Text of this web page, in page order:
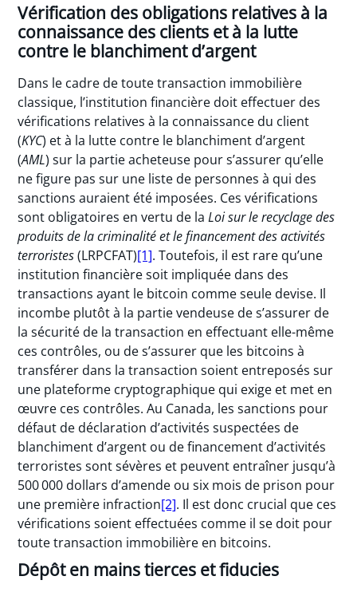
Vérification des obligations relatives à la
connaissance des clients et à la lutte
contre le blanchiment d’argent
Dans le cadre de toute transaction immobilière
classique, l’institution financière doit effectuer des
vérifications relatives à la connaissance du client
(KYC) et à la lutte contre le blanchiment d’argent
(AML) sur la partie acheteuse pour s’assurer qu’elle
ne figure pas sur une liste de personnes à qui des
sanctions auraient été imposées. Ces vérifications
sont obligatoires en vertu de laLoi sur le recyclage des
produits de la criminalité et le financement des activités
terroristes(LRPCFAT)[1]. Toutefois, il est rare qu’une
institution financière soit impliquée dans des
transactions ayant le bitcoin comme seule devise. Il
incombe plutôt à la partie vendeuse de s’assurer de
la sécurité de la transaction en effectuant elle-même
ces contrôles, ou de s’assurer que les bitcoins à
transférer dans la transaction soient entreposés sur
une plateforme cryptographique qui exige et met en
œuvre ces contrôles. Au Canada, les sanctions pour
défaut de déclaration d’activités suspectées de
blanchiment d’argent ou de financement d’activités
terroristes sont sévères et peuvent entraîner jusqu’à
500 000 dollars d’amende ou six mois de prison pour
une première infraction[2]. Il est donc crucial que ces
vérifications soient effectuées comme il se doit pour
toute transaction immobilière en bitcoins.
Dépôt en mains tierces et fiducies